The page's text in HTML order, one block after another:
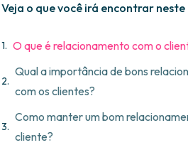
Veja o que você irá encontrar
O que é relacionamento com o
Qual a importância de bons
com os clientes?
Como manter um bom
cliente?